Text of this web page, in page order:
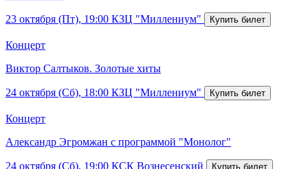
23 октября (Пт), 19:00 КЗЦ "Миллениум"
Концерт
Виктор Салтыков. Золотые хиты
24 октября (Сб), 18:00 КЗЦ "Миллениум"
Концерт
Александр Эгромжан с программой "Монолог"
24 октября (Сб), 19:00 КСК Вознесенский